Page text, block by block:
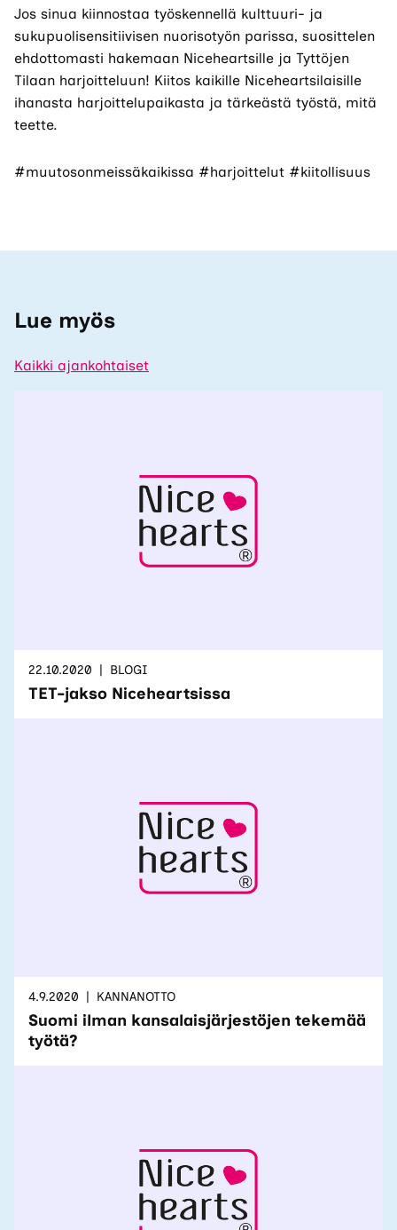
Jos sinua kiinnostaa työskennellä kulttuuri- ja
sukupuolisensitiivisen nuorisotyön parissa, suosittelen
ehdottomasti hakemaan Niceheartsille ja Tyttöjen
Tilaan harjoitteluun! Kiitos kaikille Niceheartsilaisille
ihanasta harjoittelupaikasta ja tärkeästä työstä, mitä
teette.
#muutosonmeissäkaikissa #harjoittelut #kiitollisuus
Lue myös
Kaikki ajankohtaiset
22.10.2020 BLOGI
TET-jakso Niceheartsissa
4.9.2020 KANNANOTTO
Suomi ilman kansalaisjärjestöjen tekemää
työtä?